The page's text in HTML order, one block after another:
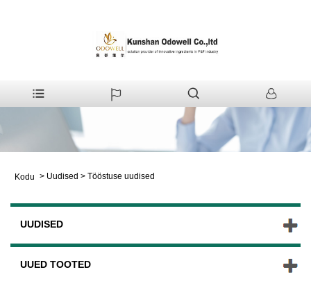
Kodu > Uudised > Tööstuse uudised
UUDISED
UUED TOOTED